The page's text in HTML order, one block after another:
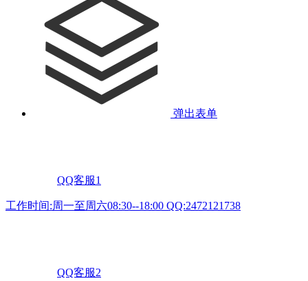
弹出表单
QQ客服1
工作时间:周一至周六08:30--18:00 QQ:2472121738
QQ客服2